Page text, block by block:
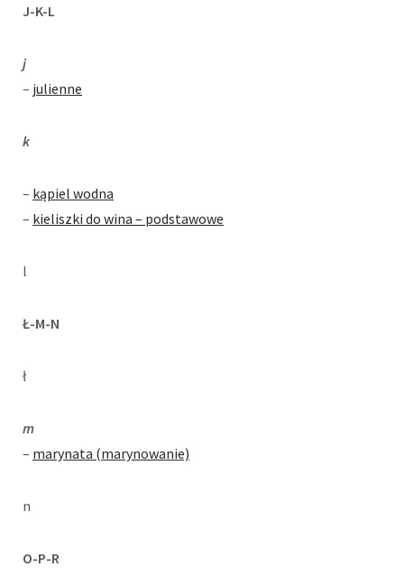
J-K-L
j
– julienne
k
– kąpiel wodna
– kieliszki do wina – podstawowe
l
Ł-M-N
ł
m
– marynata (marynowanie)
n
O-P-R